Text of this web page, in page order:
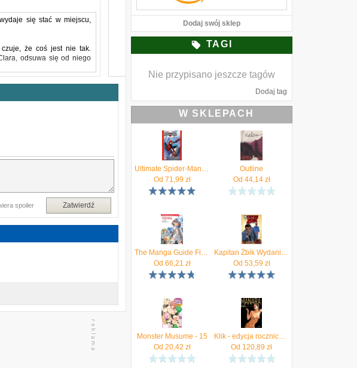
się stać w miejscu,
czuje, że coś jest nie tak.
odsuwa się od niego
i czułością ukazuje
za sobą dzieciństwo i z
Zatwierdź
spoiler
Dodaj swój sklep
TAGI
Nie przypisano jeszcze tagów
Dodaj tag
W SKLEPACH
Ultimate Spider-Man. Tom 1
Od 71,99 zł
Outline
Od 44,14zł
The Manga Guide Fizyka - Nitta Hideo, Takatsu Keita, Ltd TREND-PRO Co.
Od 66,21 zł
Kapitan Żbik Wydanie zbiorcze Tom 1 - Władysław Krupka, Anna Kłodzińska, Zbigniew Sobala, Grzegorz Rosiński
Od 53,59 zł
Monster Musume - 15
Od 20,42 zł
Klik - edycja rocznicowa
Od 120,89 zł